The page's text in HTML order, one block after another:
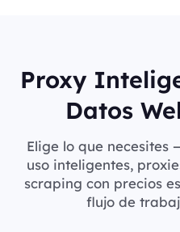
Proxy
Datos
Elige lo que necesites
uso inteligentes,
scraping con precios
flujo de